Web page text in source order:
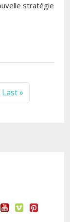
stratégie
page
Last »Last page